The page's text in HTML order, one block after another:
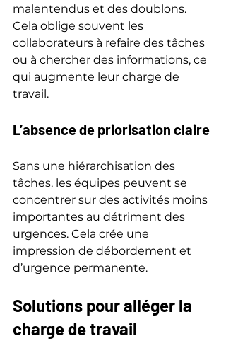
malentendus et des doublons.
Cela oblige souvent les
collaborateurs à refaire des tâches
ou à chercher des informations, ce
qui augmente leur charge de
travail.
L’absence de priorisation claire
Sans une hiérarchisation des
tâches, les équipes peuvent se
concentrer sur des activités moins
importantes au détriment des
urgences. Cela crée une
impression de débordement et
d’urgence permanente.
Solutions pour alléger la
charge de travail